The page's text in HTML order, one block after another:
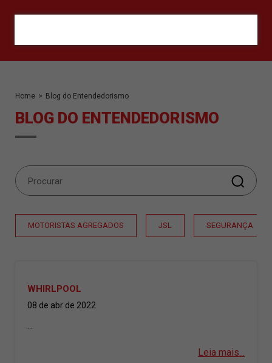
Home > Blog do Entendedorismo
BLOG DO ENTENDEDORISMO
MOTORISTAS AGREGADOS JSL SEGURANÇA
WHIRLPOOL
08 de abr de 2022
...
Leia mais...